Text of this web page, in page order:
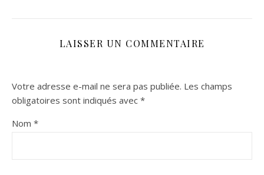
LAISSER UN COMMENTAIRE
Votre adresse e-mail ne sera pas publiée. Les champs
obligatoires sont indiqués avec *
Nom *